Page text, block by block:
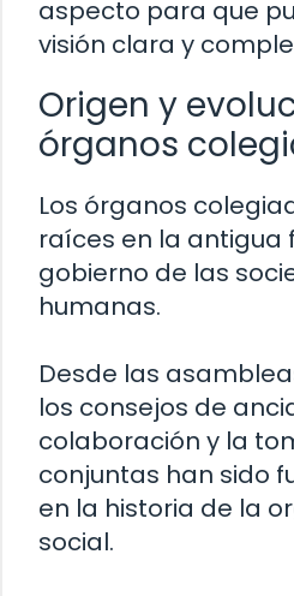
aspecto para que
visión clara y
Origen y
órganos
Los órganos
raíces en la antigua
gobierno de las
humanas.
Desde las
los consejos de
colaboración y la
conjuntas han sido
en la historia de la
social.